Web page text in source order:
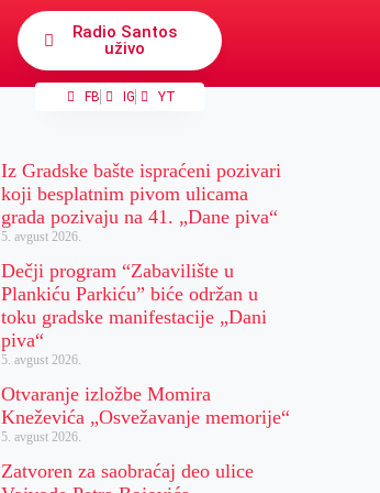
Radio Santos
uživo
FB IG YT
Iz Gradske bašte ispraćeni pozivari
koji besplatnim pivom ulicama
grada pozivaju na 41. „Dane piva“
5. avgust 2026.
Dečji program “Zabavilište u
Plankiću Parkiću” biće održan u
toku gradske manifestacije „Dani
piva“
5. avgust 2026.
Otvaranje izložbe Momira
Kneževića „Osvežavanje memorije“
5. avgust 2026.
Zatvoren za saobraćaj deo ulice